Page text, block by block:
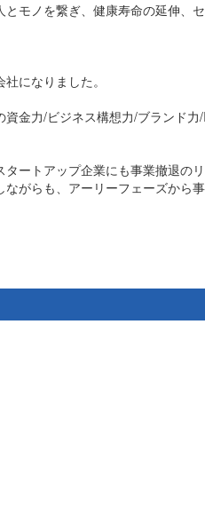
モノを繋ぎ、健康寿命の延伸、
になりました。
金力/ビジネス構想力/ブランド
ートアップ企業にも事業撤退のリ
がらも、アーリーフェーズから